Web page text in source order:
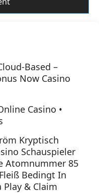
Based –
Now Casino
Casino •
Kryptisch
Schauspieler
Atomnummer 85
Bedingt In
& Claim